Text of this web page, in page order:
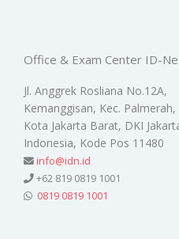
Office & Exam Center ID-
Jl. Anggrek Rosliana No.12A,
Kemanggisan, Kec. Palmerah,
Kota Jakarta Barat, DKI
Indonesia, Kode Pos 11480
info@idn.id
+62 819 0819 1001
0819 0819 1001